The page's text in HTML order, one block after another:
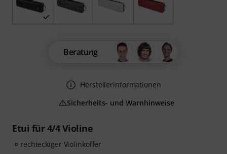
Etui für 4/4 Violine
rechteckiger Violinkoffer
Beratung
Herstellerinformationen
Sicherheits- und Warnhinweise